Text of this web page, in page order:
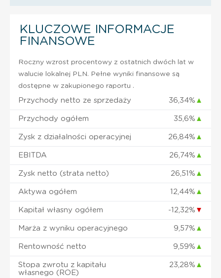
KLUCZOWE INFORMACJE
FINANSOWE
Roczny wzrost procentowy z ostatnich dwóch lat w
walucie lokalnej PLN. Pełne wyniki finansowe są
dostępne w zakupionego raportu .
Przychody netto ze sprzedaży 36,34% ▲
Przychody ogółem 35,6% ▲
Zysk z działalności operacyjnej 26,84% ▲
EBITDA 26,74% ▲
Zysk netto (strata netto) 26,51% ▲
Aktywa ogółem 12,44% ▲
Kapitał własny ogółem -12,32% ▼
Marża z wyniku operacyjnego 9,57% ▲
Rentowność netto 9,59% ▲
Stopa zwrotu z kapitału
własnego (ROE)
23,28% ▲